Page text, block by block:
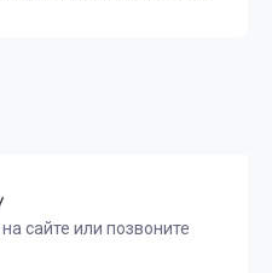
сайте или позвоните